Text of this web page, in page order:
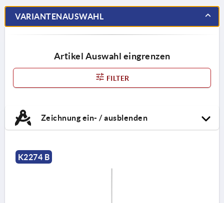
VARIANTENAUSWAHL
Artikel Auswahl eingrenzen
FILTER
Zeichnung ein- / ausblenden
K2274 B